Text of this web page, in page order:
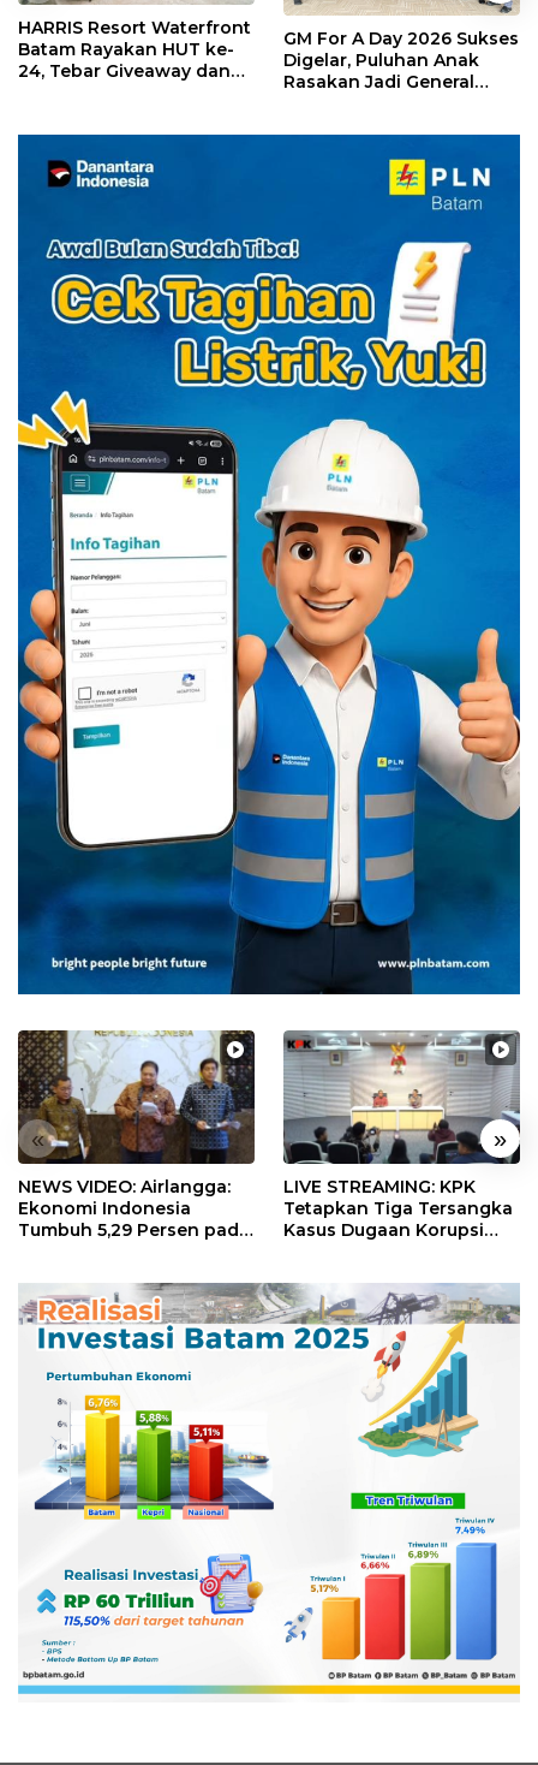
HARRIS Resort Waterfront
Batam Rayakan HUT ke-
24, Tebar Giveaway dan
GM For A Day 2026 Sukses
Digelar, Puluhan Anak
Rasakan Jadi General
« »
NEWS VIDEO: Airlangga:
Ekonomi Indonesia
Tumbuh 5,29 Persen pada
LIVE STREAMING: KPK
Tetapkan Tiga Tersangka
Kasus Dugaan Korupsi